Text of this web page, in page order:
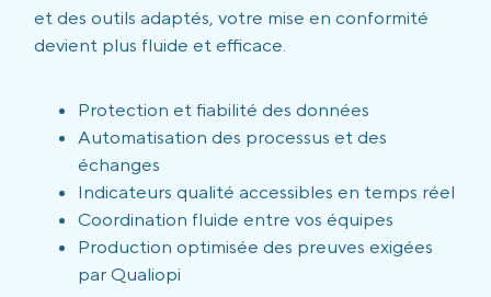
et des outils adaptés, votre mise en conformité
devient plus fluide et efficace.
Protection et fiabilité des données
Automatisation des processus et des
échanges
Indicateurs qualité accessibles en temps réel
Coordination fluide entre vos équipes
Production optimisée des preuves exigées
par Qualiopi